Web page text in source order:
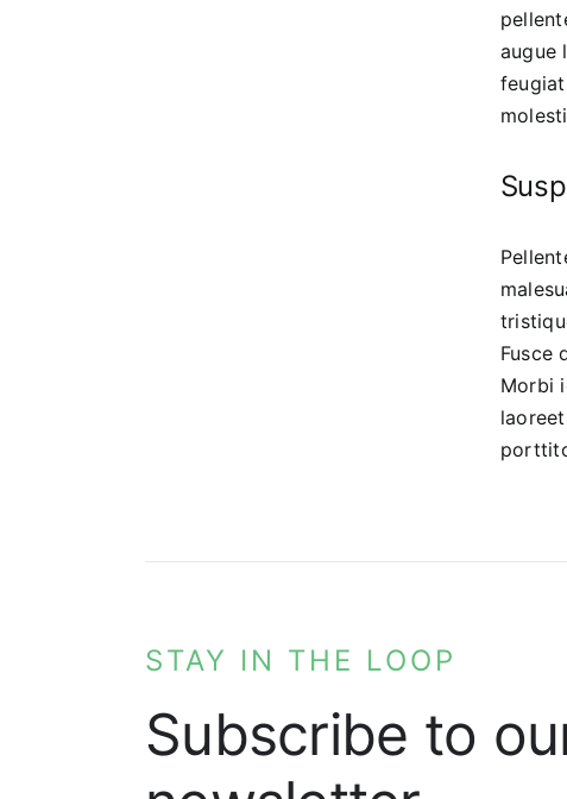
augue
Fusce
Morbi
STAY IN THE LOOP
Subscribe to